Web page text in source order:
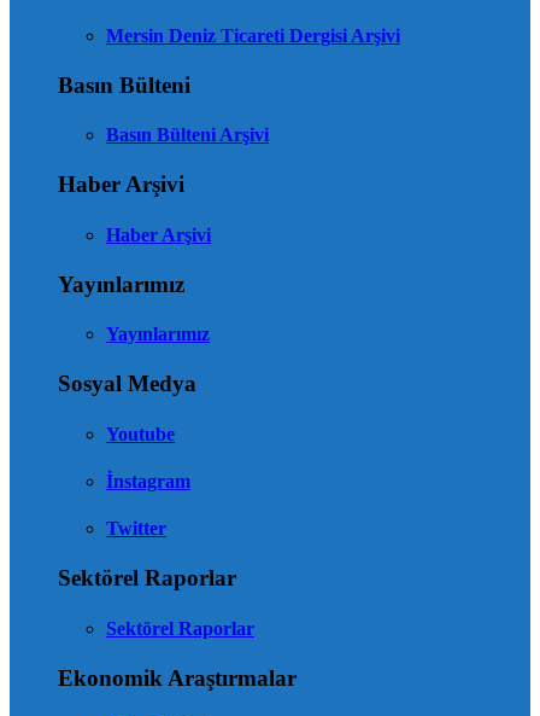
Mersin Deniz Ticareti Dergisi Arşivi
Basın Bülteni
Basın Bülteni Arşivi
Haber Arşivi
Haber Arşivi
Yayınlarımız
Yayınlarımız
Sosyal Medya
Youtube
İnstagram
Twitter
Sektörel Raporlar
Sektörel Raporlar
Ekonomik Araştırmalar